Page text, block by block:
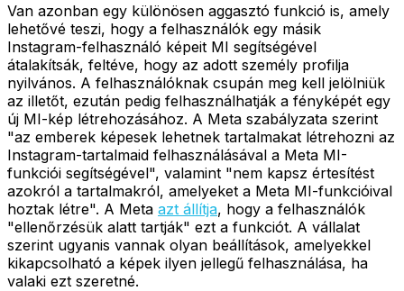
Van azonban egy különösen aggasztó funkció is, amely
lehetővé teszi, hogy a felhasználók egy másik
Instagram-felhasználó képeit MI segítségével
átalakítsák, feltéve, hogy az adott személy profilja
nyilvános. A felhasználóknak csupán meg kell jelölniük
az illetőt, ezután pedig felhasználhatják a fényképét egy
új MI-kép létrehozásához. A Meta szabályzata szerint
"az emberek képesek lehetnek tartalmakat létrehozni az
Instagram-tartalmaid felhasználásával a Meta MI-
funkciói segítségével", valamint "nem kapsz értesítést
azokról a tartalmakról, amelyeket a Meta MI-funkcióival
hoztak létre". A Meta azt állítja, hogy a felhasználók
"ellenőrzésük alatt tartják" ezt a funkciót. A vállalat
szerint ugyanis vannak olyan beállítások, amelyekkel
kikapcsolható a képek ilyen jellegű felhasználása, ha
valaki ezt szeretné.